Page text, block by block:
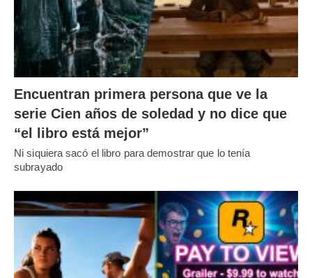
Encuentran primera persona que ve la
serie Cien años de soledad y no dice que
“el libro está mejor”
Ni siquiera sacó el libro para demostrar que lo tenía
subrayado